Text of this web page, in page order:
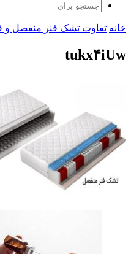
خانه|تفاوت تشک فنر منفصل و
tukx۴iUw